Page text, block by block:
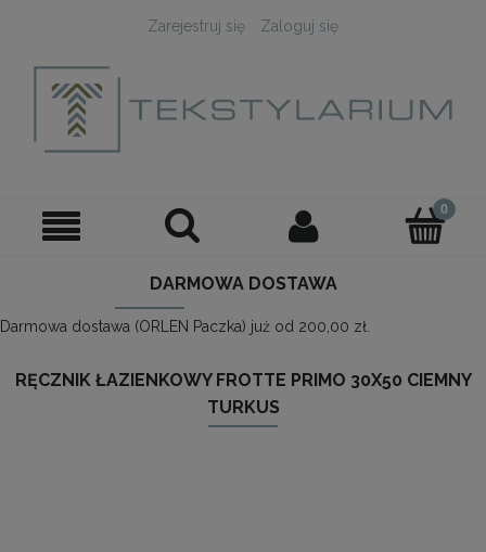
Zarejestruj się Zaloguj się
DARMOWA DOSTAWA
Darmowa dostawa (ORLEN Paczka) już od 200,00 zł.
RĘCZNIK ŁAZIENKOWY FROTTE PRIMO 30X50 CIEMNY
TURKUS